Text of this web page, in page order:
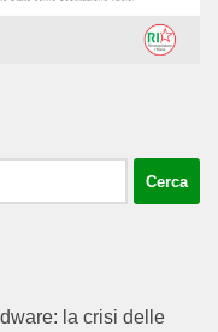
la crisi delle